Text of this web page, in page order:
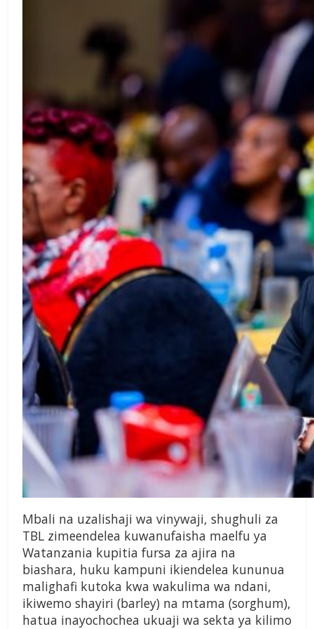
Mbali na uzalishaji wa vinywaji, shughuli za
TBL zimeendelea kuwanufaisha maelfu ya
Watanzania kupitia fursa za ajira na
biashara, huku kampuni ikiendelea kununua
malighafi kutoka kwa wakulima wa ndani,
ikiwemo shayiri (barley) na mtama (sorghum),
hatua inayochochea ukuaji wa sekta ya kilimo